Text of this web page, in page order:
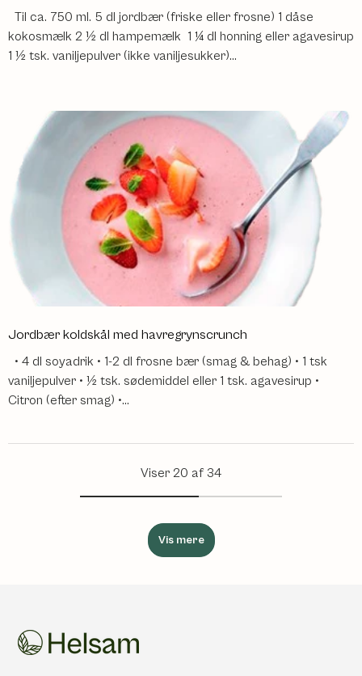
Til ca. 750 ml. 5 dl jordbær (friske eller frosne) 1 dåse
kokosmælk 2 ½ dl hampemælk 1 ¼ dl honning eller agavesirup
1 ½ tsk. vaniljepulver (ikke vaniljesukker)...
Jordbær koldskål med havregrynscrunch
• 4 dl soyadrik • 1-2 dl frosne bær (smag & behag) • 1 tsk
vaniljepulver • ½ tsk. sødemiddel eller 1 tsk. agavesirup •
Citron (efter smag) •...
Viser 20 af 34
Vis mere